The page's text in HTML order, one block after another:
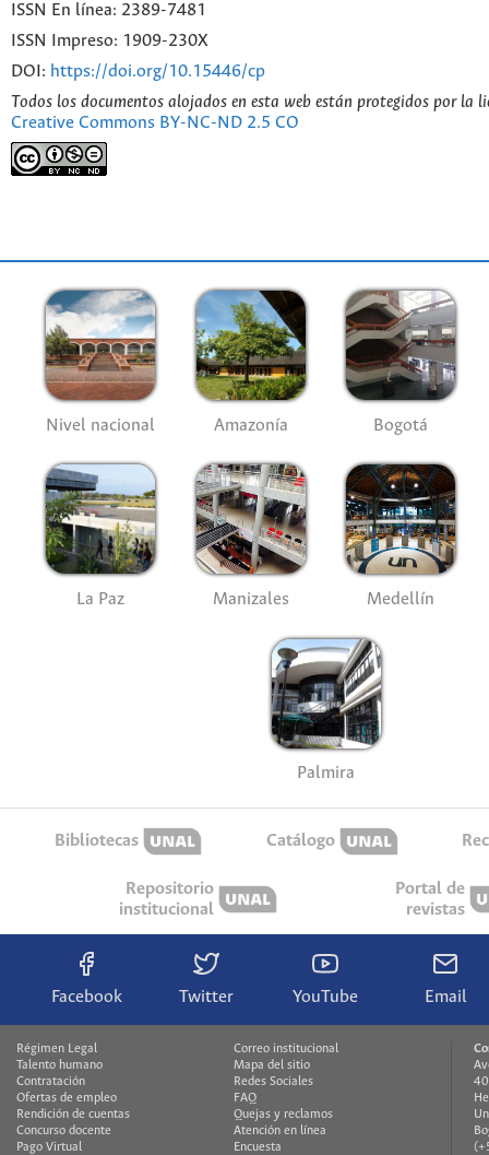
ISSN En línea: 2389-7481
ISSN Impreso: 1909-230X
DOI: https://doi.org/10.15446/cp
Todos los documentos alojados en esta web están protegidos por la
Creative Commons BY-NC-ND 2.5 CO
Nivel nacional Amazonía Bogotá
La Paz Manizales Medellín
Palmira
Bibliotecas Catálogo
Repositorio
institucional
Portal de
revistas
Facebook Twitter YouTube Email
Régimen Legal
Talento humano
Contratación
Ofertas de empleo
Rendición de cuentas
Concurso docente
Pago Virtual
Correo institucional
Mapa del sitio
Redes Sociales
FAQ
Quejas y reclamos
Atención en línea
Encuesta